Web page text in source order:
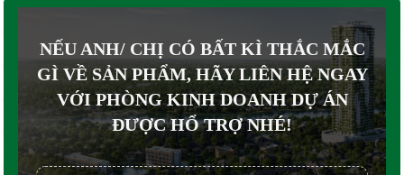
NẾU ANH/ CHỊ CÓ BẤT KÌ THẮC MẮC
GÌ VỀ SẢN PHẨM, HÃY LIÊN HỆ NGAY
VỚI PHÒNG KINH DOANH DỰ ÁN
ĐƯỢC HỔ TRỢ NHÉ!